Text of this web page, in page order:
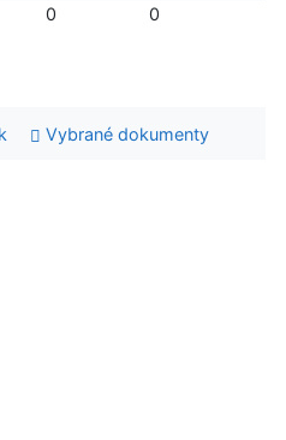
0 0
Vybrané dokumenty